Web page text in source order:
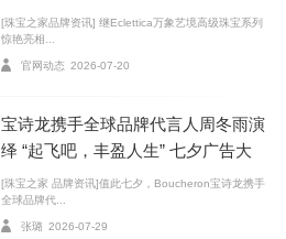
[珠宝之家品牌资讯] 继Eclettica万象艺境高级珠宝系列
惊艳亮相...
官网动态 2026-07-20
宝诗龙携手全球品牌代言人周冬雨演
绎 “起飞吧，丰盈人生” 七夕广告大
片
[珠宝之家 品牌资讯]值此七夕，Boucheron宝诗龙携手
全球品牌代...
张璐 2026-07-29